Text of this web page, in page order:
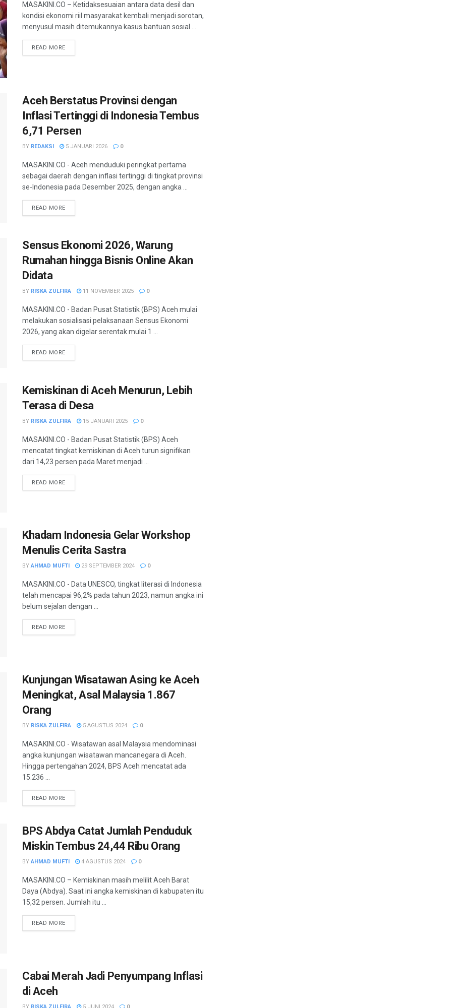
MASAKINI.CO – Ketidaksesuaian antara data desil dan
kondisi ekonomi riil masyarakat kembali menjadi sorotan,
menyusul masih ditemukannya kasus bantuan sosial ...
READ MORE
Aceh Berstatus Provinsi dengan
Inflasi Tertinggi di Indonesia Tembus
6,71 Persen
BY REDAKSI 5 JANUARI 2026 0
MASAKINI.CO - Aceh menduduki peringkat pertama
sebagai daerah dengan inflasi tertinggi di tingkat provinsi
se-Indonesia pada Desember 2025, dengan angka ...
READ MORE
Sensus Ekonomi 2026, Warung
Rumahan hingga Bisnis Online Akan
Didata
BY RISKA ZULFIRA 11 NOVEMBER 2025 0
MASAKINI.CO - Badan Pusat Statistik (BPS) Aceh mulai
melakukan sosialisasi pelaksanaan Sensus Ekonomi
2026, yang akan digelar serentak mulai 1 ...
READ MORE
Kemiskinan di Aceh Menurun, Lebih
Terasa di Desa
BY RISKA ZULFIRA 15 JANUARI 2025 0
MASAKINI.CO - Badan Pusat Statistik (BPS) Aceh
mencatat tingkat kemiskinan di Aceh turun signifikan
dari 14,23 persen pada Maret menjadi ...
READ MORE
Khadam Indonesia Gelar Workshop
Menulis Cerita Sastra
BY AHMAD MUFTI 29 SEPTEMBER 2024 0
MASAKINI.CO - Data UNESCO, tingkat literasi di Indonesia
telah mencapai 96,2% pada tahun 2023, namun angka ini
belum sejalan dengan ...
READ MORE
Kunjungan Wisatawan Asing ke Aceh
Meningkat, Asal Malaysia 1.867
Orang
BY RISKA ZULFIRA 5 AGUSTUS 2024 0
MASAKINI.CO - Wisatawan asal Malaysia mendominasi
angka kunjungan wisatawan mancanegara di Aceh.
Hingga pertengahan 2024, BPS Aceh mencatat ada
15.236 ...
READ MORE
BPS Abdya Catat Jumlah Penduduk
Miskin Tembus 24,44 Ribu Orang
BY AHMAD MUFTI 4 AGUSTUS 2024 0
MASAKINI.CO – Kemiskinan masih melilit Aceh Barat
Daya (Abdya). Saat ini angka kemiskinan di kabupaten itu
15,32 persen. Jumlah itu ...
READ MORE
Cabai Merah Jadi Penyumpang Inflasi
di Aceh
BY RISKA ZULFIRA 5 JUNI 2024 0